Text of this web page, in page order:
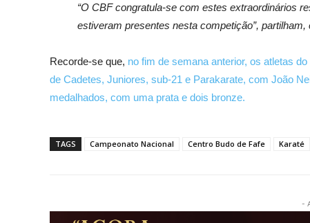
“O CBF congratula-se com estes extraordinários
estiveram presentes nesta competição”, partilham,
Recorde-se que, no fim de semana anterior, os atletas
de Cadetes, Juniores, sub-21 e Parakarate, com João
medalhados, com uma prata e dois bronze.
TAGS Campeonato Nacional Centro Budo de Fafe Karaté
-